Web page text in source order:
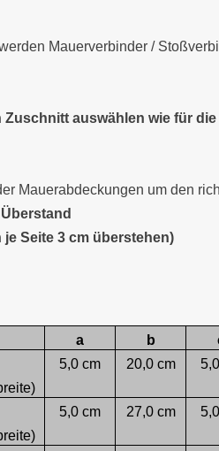
Mauerverbinder /
auswählen wie für
Mauerabdeckungen um den
Seite 3 cm überstehen)
a b
5,0 cm 20,0 cm
5,0 cm 27,0 cm